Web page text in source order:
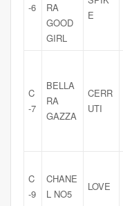
-6
RA
GOOD
GIRL
E
C
-7
BELLA
RA
GAZZA
CERR
UTI
C
-9
CHANE
L NO5
LOVE